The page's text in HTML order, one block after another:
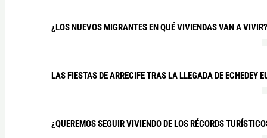
¿LOS NUEVOS MIGRANTES EN QUÉ VIVIENDAS VAN A
LAS FIESTAS DE ARRECIFE TRAS LA LLEGADA DE ECHEDEY
¿QUEREMOS SEGUIR VIVIENDO DE LOS RÉCORDS